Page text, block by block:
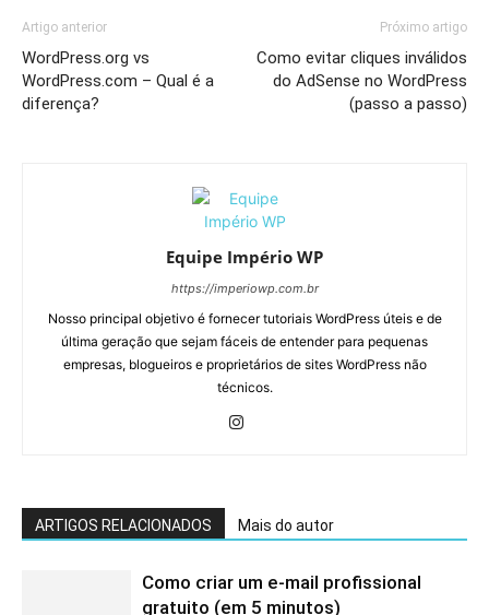
Artigo anterior
WordPress.org vs
WordPress.com – Qual é a
diferença?
Próximo artigo
Como evitar cliques inválidos
do AdSense no WordPress
(passo a passo)
Equipe Império WP
https://imperiowp.com.br
Nosso principal objetivo é fornecer tutoriais WordPress úteis e de
última geração que sejam fáceis de entender para pequenas
empresas, blogueiros e proprietários de sites WordPress não
técnicos.
ARTIGOS RELACIONADOS Mais do autor
Como criar um e-mail profissional
gratuito (em 5 minutos)